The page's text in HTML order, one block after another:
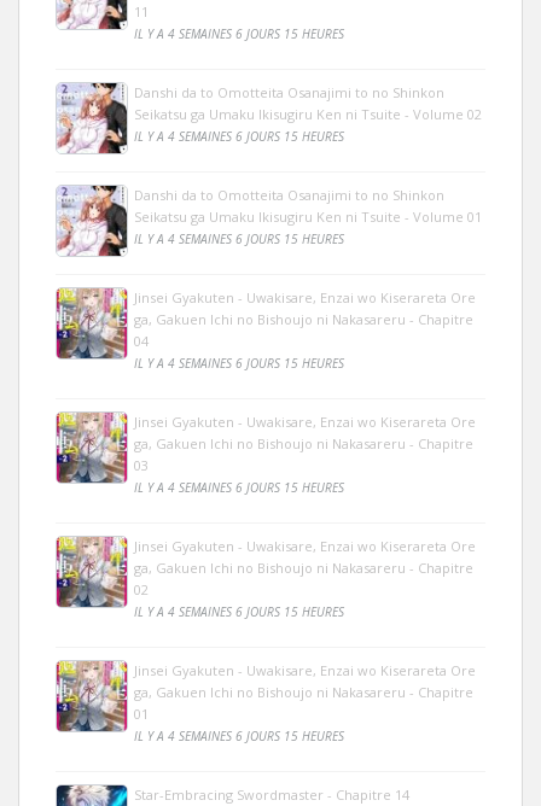
11
IL Y A 4 SEMAINES 6 JOURS 15 HEURES
Danshi da to Omotteita Osanajimi to no Shinkon
Seikatsu ga Umaku Ikisugiru Ken ni Tsuite - Volume 02
IL Y A 4 SEMAINES 6 JOURS 15 HEURES
Danshi da to Omotteita Osanajimi to no Shinkon
Seikatsu ga Umaku Ikisugiru Ken ni Tsuite - Volume 01
IL Y A 4 SEMAINES 6 JOURS 15 HEURES
Jinsei Gyakuten - Uwakisare, Enzai wo Kiserareta Ore
ga, Gakuen Ichi no Bishoujo ni Nakasareru - Chapitre
04
IL Y A 4 SEMAINES 6 JOURS 15 HEURES
Jinsei Gyakuten - Uwakisare, Enzai wo Kiserareta Ore
ga, Gakuen Ichi no Bishoujo ni Nakasareru - Chapitre
03
IL Y A 4 SEMAINES 6 JOURS 15 HEURES
Jinsei Gyakuten - Uwakisare, Enzai wo Kiserareta Ore
ga, Gakuen Ichi no Bishoujo ni Nakasareru - Chapitre
02
IL Y A 4 SEMAINES 6 JOURS 15 HEURES
Jinsei Gyakuten - Uwakisare, Enzai wo Kiserareta Ore
ga, Gakuen Ichi no Bishoujo ni Nakasareru - Chapitre
01
IL Y A 4 SEMAINES 6 JOURS 15 HEURES
Star-Embracing Swordmaster - Chapitre 14